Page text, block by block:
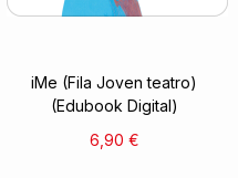
iMe (Fila Joven teatro)
(Edubook Digital)
6,90 €